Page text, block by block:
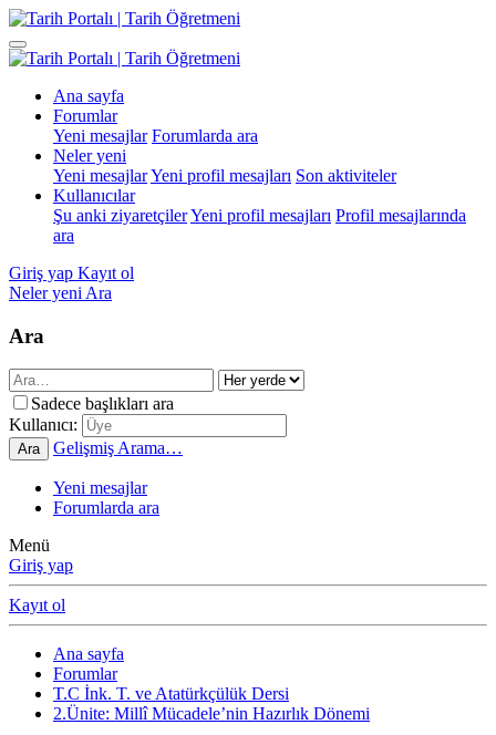
Ana sayfa
Forumlar
Yeni mesajlar Forumlarda ara
Neler yeni
Yeni mesajlarYeni profil mesajları Son aktiviteler
Kullanıcılar
Şu anki ziyaretçilerYeni profil mesajları Profil mesajlarında
ara
Giriş yap Kayıt ol
Neler yeni Ara
Ara
Sadece başlıkları ara
Kullanıcı:
Ara Gelişmiş Arama…
Yeni mesajlar
Forumlarda ara
Menü
Giriş yap
Kayıt ol
Ana sayfa
Forumlar
T.C İnk. T. ve Atatürkçülük Dersi
2.Ünite: Millî Mücadele’nin Hazırlık Dönemi